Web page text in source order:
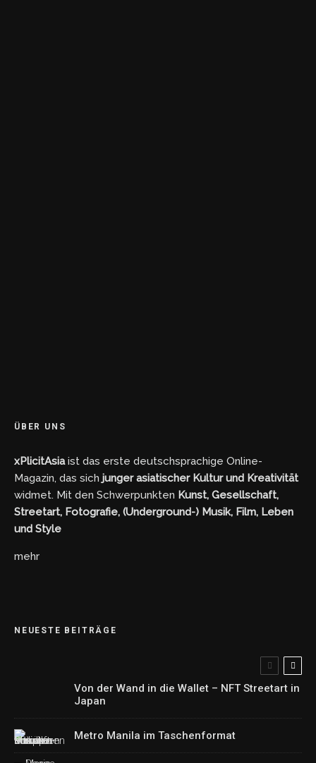
ÜBER UNS
xPlicitAsiaist das erste deutschsprachige Online-
Magazin, das sich junger asiatischer Kultur und Kreativität
widmet. Mit den Schwerpunkten Kunst, Gesellschaft,
Streetart, Fotografie, (Underground-) Musik, Film, Leben
und Style
mehr
NEUESTE BEITRÄGE
Von der Wand in die Wallet – NFT Streetart in
Japan
Metro Manila im Taschenformat